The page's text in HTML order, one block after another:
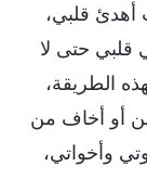
أهدئ قلبي،
قلبي حتى لا
الطريقة،
أو أخاف من
وأخواتي،